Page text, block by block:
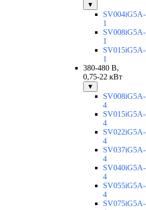
▼
SV004iG5A-
1
SV008iG5A-
1
SV015iG5A-
1
380-480 В,
0,75-22 кВт
▼
SV008iG5A-
4
SV015iG5A-
4
SV022iG5A-
4
SV037iG5A-
4
SV040iG5A-
4
SV055iG5A-
4
SV075iG5A-